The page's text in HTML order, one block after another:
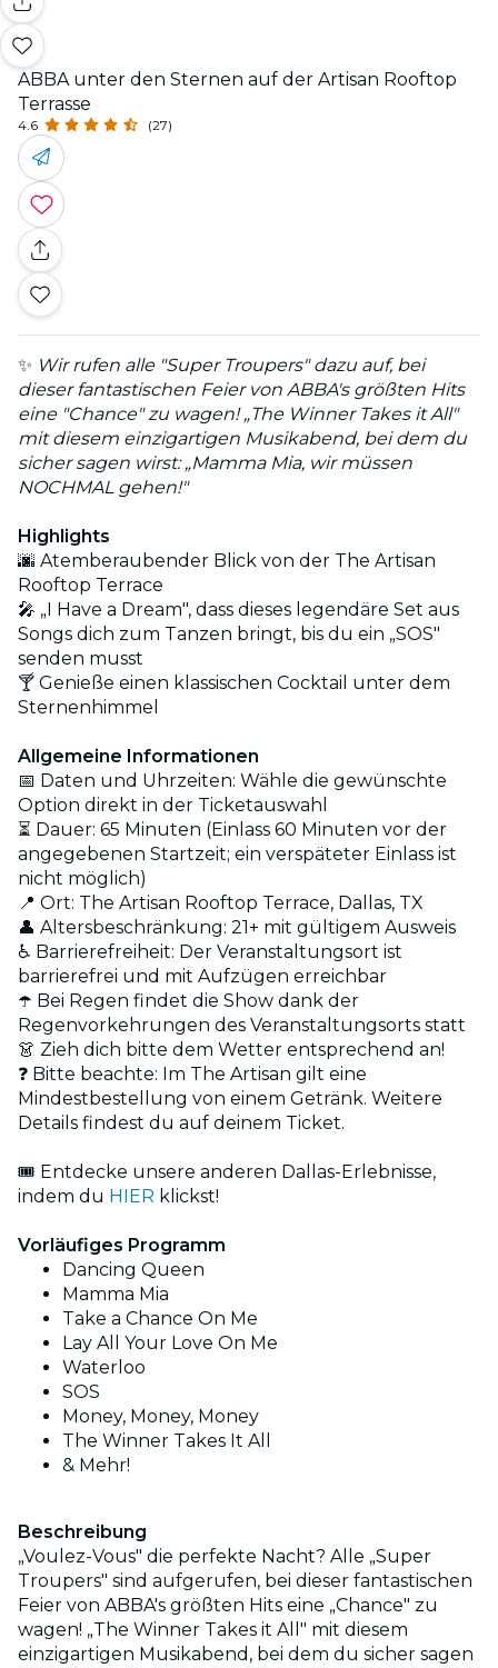
ABBA unter den Sternen auf der Artisan Rooftop
Terrasse
4.6 (27)
✨ Wir rufen alle "Super Troupers" dazu auf, bei
dieser fantastischen Feier von ABBA's größten Hits
eine "Chance" zu wagen! „The Winner Takes it All"
mit diesem einzigartigen Musikabend, bei dem du
sicher sagen wirst: „Mamma Mia, wir müssen
NOCHMAL gehen!"
Highlights
🌆 Atemberaubender Blick von der The Artisan
Rooftop Terrace
🎤 „I Have a Dream", dass dieses legendäre Set aus
Songs dich zum Tanzen bringt, bis du ein „SOS"
senden musst
🍸 Genieße einen klassischen Cocktail unter dem
Sternenhimmel
Allgemeine Informationen
📅 Daten und Uhrzeiten: Wähle die gewünschte
Option direkt in der Ticketauswahl
⏳ Dauer: 65 Minuten (Einlass 60 Minuten vor der
angegebenen Startzeit; ein verspäteter Einlass ist
nicht möglich)
📍 Ort: The Artisan Rooftop Terrace, Dallas, TX
👤 Altersbeschränkung: 21+ mit gültigem Ausweis
♿ Barrierefreiheit: Der Veranstaltungsort ist
barrierefrei und mit Aufzügen erreichbar
☂️ Bei Regen findet die Show dank der
Regenvorkehrungen des Veranstaltungsorts statt
👗 Zieh dich bitte dem Wetter entsprechend an!
❓ Bitte beachte: Im The Artisan gilt eine
Mindestbestellung von einem Getränk. Weitere
Details findest du auf deinem Ticket.
🎟️ Entdecke unsere anderen Dallas-Erlebnisse,
indem du HIER klickst!
Vorläufiges Programm
Dancing Queen
Mamma Mia
Take a Chance On Me
Lay All Your Love On Me
Waterloo
SOS
Money, Money, Money
The Winner Takes It All
& Mehr!
Beschreibung
„Voulez-Vous" die perfekte Nacht? Alle „Super
Troupers" sind aufgerufen, bei dieser fantastischen
Feier von ABBA's größten Hits eine „Chance" zu
wagen! „The Winner Takes it All" mit diesem
einzigartigen Musikabend, bei dem du sicher sagen